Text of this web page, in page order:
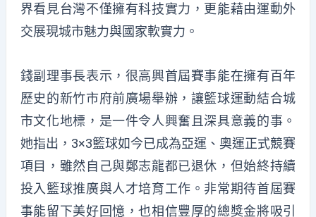
界看見台灣不僅擁有科技實力，更能藉由運動外
交展現城市魅力與國家軟實力。
錢副理事長表示，很高興首屆賽事能在擁有百年
歷史的新竹市府前廣場舉辦，讓籃球運動結合城
市文化地標，是一件令人興奮且深具意義的事。
她指出，3×3籃球如今已成為亞運、奧運正式競賽
項目，雖然自己與鄭志龍都已退休，但始終持續
投入籃球推廣與人才培育工作。非常期待首屆賽
事能留下美好回憶，也相信豐厚的總獎金將吸引